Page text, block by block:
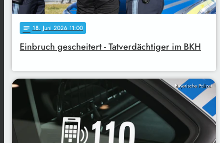
notes 18. Juni 2026 11:00
Einbruch gescheitert - Tatverdächtiger im BKH
Bayerische Polizei